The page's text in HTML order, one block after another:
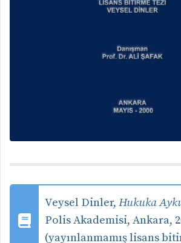
Veysel Dinler, Hukuka
Polis Akademisi, Ankara,
(yayınlanmamış lisans